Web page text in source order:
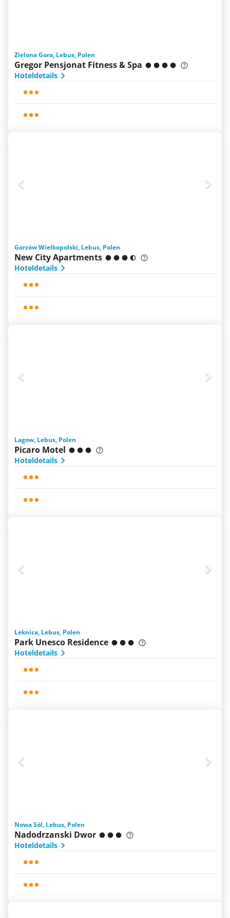
Zielona Gora, Lebus, Polen
Gregor Pensjonat Fitness & Spa
Hoteldetails
Gorzów Wielkopolski, Lebus, Polen
New City Apartments
Hoteldetails
Lagow, Lebus, Polen
Picaro Motel
Hoteldetails
Leknica, Lebus, Polen
Park Unesco Residence
Hoteldetails
Nowa Sól, Lebus, Polen
Nadodrzanski Dwor
Hoteldetails